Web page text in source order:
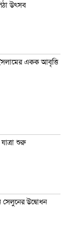
উৎসব
একক আবৃত্তি
শুরু
সেলুনের উদ্বোধন